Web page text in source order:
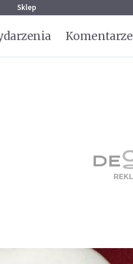
Sklep
Komentarze